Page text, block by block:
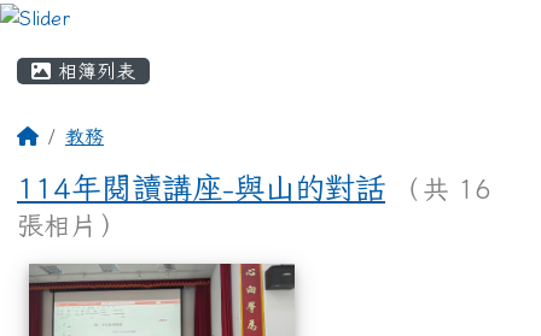
相簿列表
教務
114年閱讀講座-與山的對話
（共 16
張相片）
相簿列表